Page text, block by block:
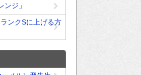
ジ」
ンクSに上げる方